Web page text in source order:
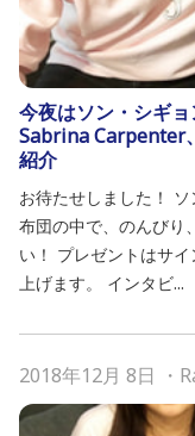
今夜はソン・シギ
Sabrina Carpenter
紹介
お待たせしました！
布団の中で、のんびり
い！ プレゼントはサ
上げます。 インタビ...
2018年12月 8日 ・